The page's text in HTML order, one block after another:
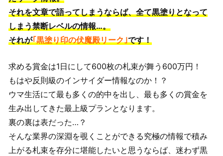
それを文章で語ってしまうならば、全て黒塗りとなって
しまう禁断レベルの情報…。
それが｢黒塗り印の伏魔殿リーク｣です！
求める賞金は1日にして600枚の札束が舞う600万円！
もはや反則級のインサイダー情報なのか！？
ウマ生活にて最も多くの的中を出し、最も多くの賞金を
生み出してきた最上級プランとなります。
裏の裏は表だった…？
そんな業界の深淵を覗くことができる究極の情報で積み
上がる札束を存分に堪能したいと思うならば、迷わず黒